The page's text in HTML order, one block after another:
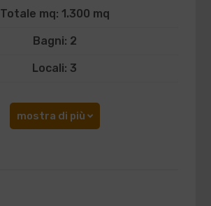
Totale mq: 1.300 mq
Bagni: 2
Locali: 3
mostra di più